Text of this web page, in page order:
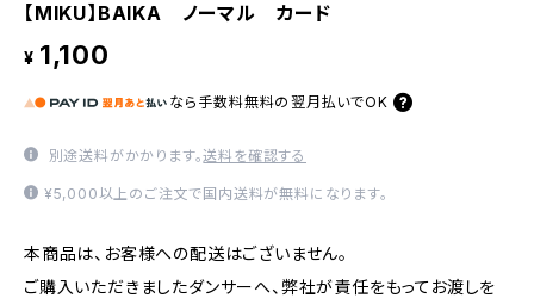
【MIKU】BAIKA ノーマル カード
¥ 1,100
なら 手数料無料の 翌月払いでOK
別途送料がかかります。送料を確認する
¥5,000以上のご注文で国内送料が無料になります。
本商品は、お客様への配送はございません。
ご購入いただきましたダンサーへ、弊社が責任をもってお渡しを